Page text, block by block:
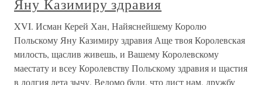
Яну Казимиру здравия
XVI. Исман Керей Хан, Найяснейшему Королю
Польскому Яну Казимиру здравия Аще твоя Королевская
милость, щаслив живешь, и Вашему Королевскому
маестату и всеу Королевству Польскому здравия и щастия
в долгия лета зычу. Ведомо буди, что лист нам, дружбу